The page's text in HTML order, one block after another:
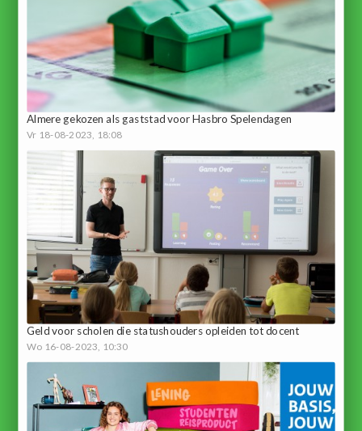
Almere gekozen als gaststad voor Hasbro Spelendagen
Vr 18-08-2023, 18:08
Geld voor scholen die statushouders opleiden tot docent
Wo 16-08-2023, 10:30